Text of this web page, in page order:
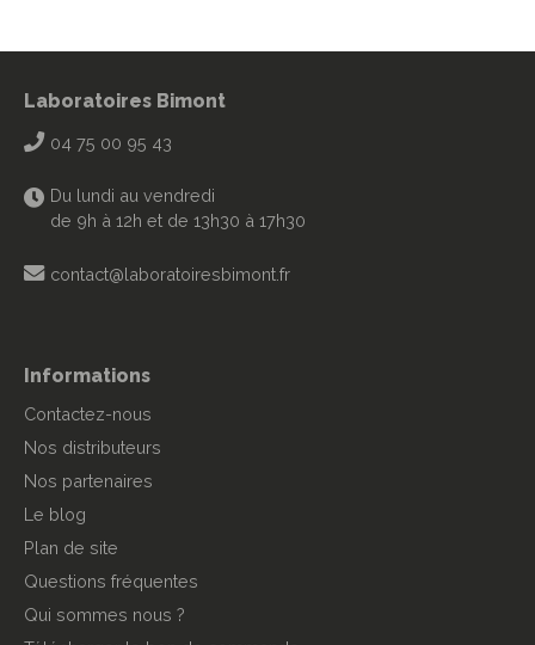
Laboratoires Bimont
04 75 00 95 43
Du lundi au vendredi
de 9h à 12h et de 13h30 à 17h30
contact@laboratoiresbimont.fr
Informations
Contactez-nous
Nos distributeurs
Nos partenaires
Le blog
Plan de site
Questions fréquentes
Qui sommes nous ?